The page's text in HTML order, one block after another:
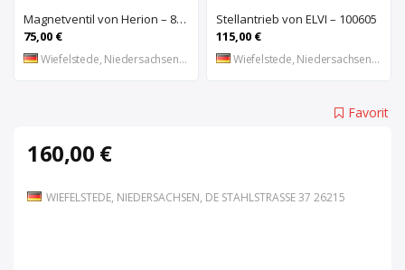
Magnetventil von Herion – 8026673
75,00 €
Wiefelstede, Niedersachsen, DE
Stellantrieb von ELVI – 100605
115,00 €
Wiefelstede, Niedersachsen, DE
Favorit
160,00 €
WIEFELSTEDE, NIEDERSACHSEN, DE STAHLSTRASSE 37 26215